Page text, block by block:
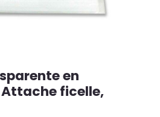
en
ficelle,